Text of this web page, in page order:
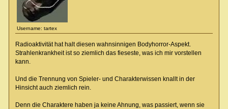
Username: tartex
Radioaktivität hat halt diesen wahnsinnigen Bodyhorror-Aspekt.
Strahlenkrankheit ist so ziemlich das fieseste, was ich mir vorstellen
kann.
Und die Trennung von Spieler- und Charakterwissen knallt in der
Hinsicht auch ziemlich rein.
Denn die Charaktere haben ja keine Ahnung, was passiert, wenn sie